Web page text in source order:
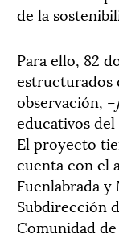
de la
Para ello, 82
estructurados
observación, –
educativos
El proyecto
cuenta con el
Fuenlabrada
Subdirección
Comunidad